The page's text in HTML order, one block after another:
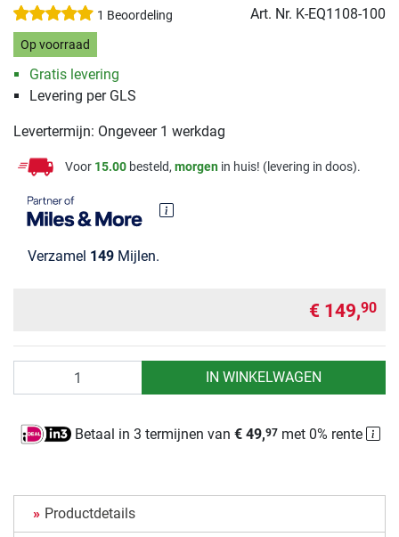
1 Beoordeling Art. Nr. K-EQ1108-100
Op voorraad
Gratis levering
Levering per GLS
Levertermijn: Ongeveer 1 werkdag
Voor 15.00 besteld, morgen in huis! (levering in doos).
Verzamel 149 Mijlen.
€ 149,90
IN WINKELWAGEN
Betaal in 3 termijnen van € 49,97met 0% rente
Productdetails